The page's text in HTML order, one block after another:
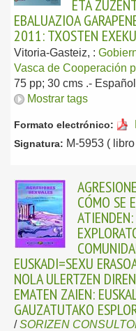
ETA
EBALUAZIOA
2011: TXOSTEN
Vitoria-Gasteiz, :
Vasca de Cooperación
75 pp; 30 cms .-
Mostrar tags
Formato electrónico:
Signatura: M-5953 (
CÓMO SE
EUSKADI=SEXU
NOLA ULERTZEN
EMATEN ZAIEN:
GAUZATUTAKO
/SORIZEN